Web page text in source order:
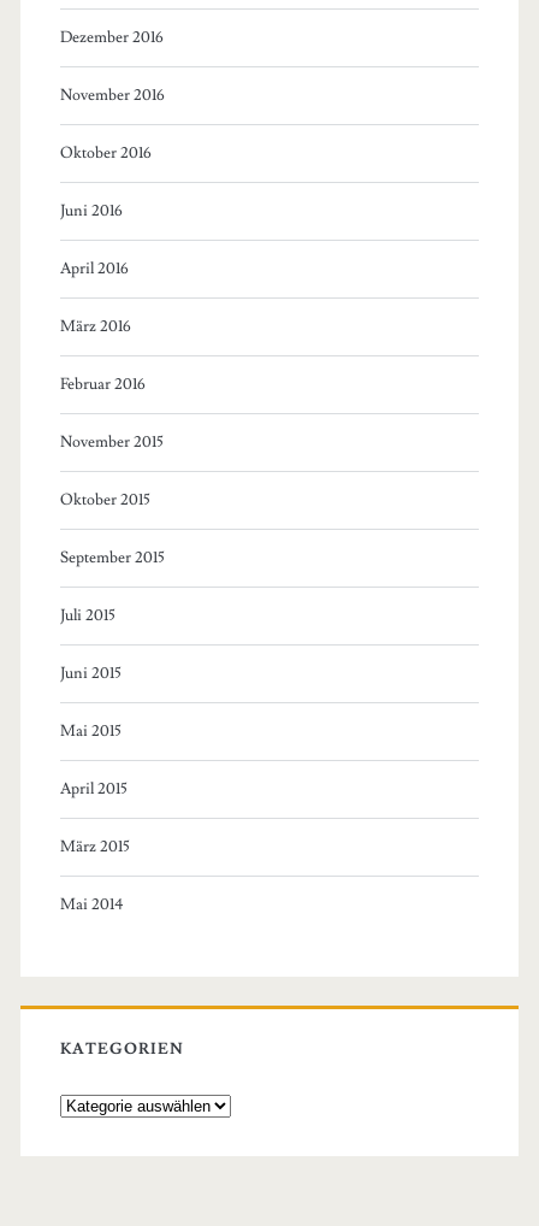
Dezember 2016
November 2016
Oktober 2016
Juni 2016
April 2016
März 2016
Februar 2016
November 2015
Oktober 2015
September 2015
Juli 2015
Juni 2015
Mai 2015
April 2015
März 2015
Mai 2014
KATEGORIEN
Kategorien